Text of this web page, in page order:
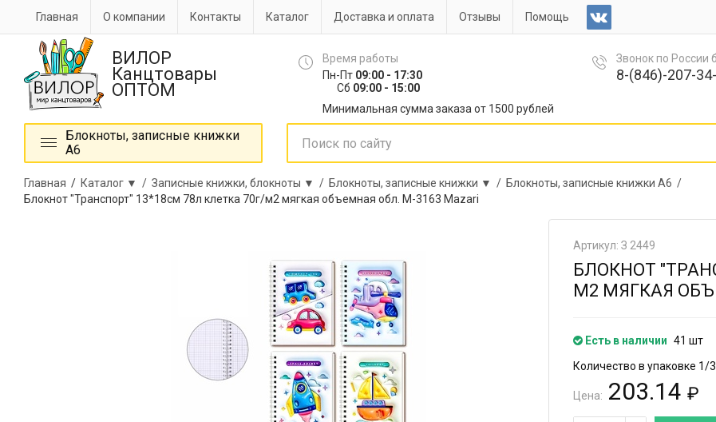
Главная О компании Контакты Каталог Доставка и оплата Отзывы Помощь
ВИЛОР
Канцтовары
ОПТОМ
Время работы
Пн-Пт 09:00 - 17:30
Сб 09:00 - 15:00
Минимальная сумма заказа от 1500 рублей
Звонок по России
8-(846)-207-
Блокноты, записные книжки
А6
Главная / Каталог ▼ / Записные книжки, блокноты ▼ / Блокноты, записные книжки ▼ / Блокноты, записные книжки А6 /
Блокнот "Транспорт" 13*18см 78л клетка 70г/м2 мягкая объемная обл. М-3163 Mazari
Артикул: З 2449
БЛОКНОТ
М2 МЯГКАЯ
Есть в наличии 41 шт
Количество в упаковке 1/
Цена: 203.14 ₽